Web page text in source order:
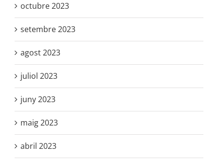
octubre 2023
setembre 2023
agost 2023
juliol 2023
juny 2023
maig 2023
abril 2023